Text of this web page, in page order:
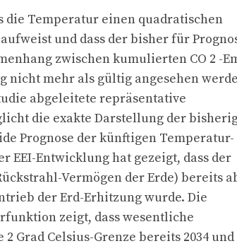
die Temperatur einen quadratischen
und dass der bisher für
zwischen kumulierten CO 2 -
nicht mehr als gültig angesehen
abgeleitete repräsentative
die exakte Darstellung der
Prognose der künftigen Temperatur-
EEI-Entwicklung hat gezeigt, dass der
Vermögen der Erde) bereits
der Erd-Erhitzung wurde. Die
zeigt, dass wesentliche
Grad Celsius-Grenze bereits 2034 und